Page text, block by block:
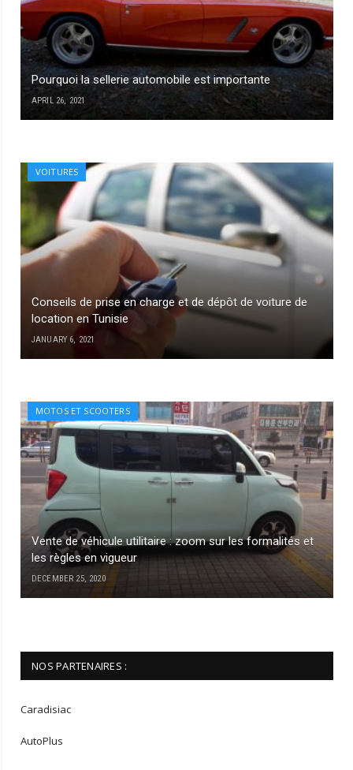
Pourquoi la sellerie automobile est importante
APRIL 26, 2021
VOITURES
Conseils de prise en charge et de dépôt de voiture de
location en Tunisie
JANUARY 6, 2021
MOTOS ET SCOOTERS
Vente de véhicule utilitaire : zoom sur les formalités et
les règles en vigueur
DECEMBER 25, 2020
NOS PARTENAIRES :
Caradisiac
AutoPlus